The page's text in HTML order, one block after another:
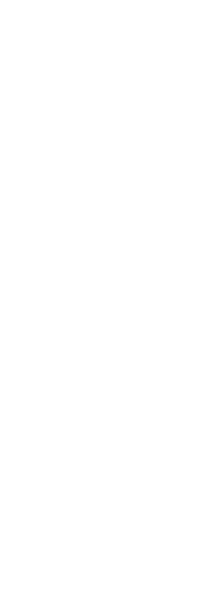
EQE 53 EQE
4MATIC+
EQE 53 AMG
KERAMIK
Airbag